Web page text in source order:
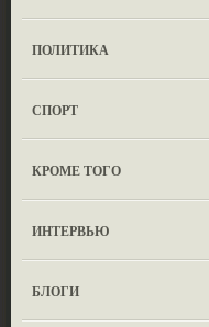
ПОЛИТИКА
СПОРТ
КРОМЕ ТОГО
ИНТЕРВЬЮ
БЛОГИ